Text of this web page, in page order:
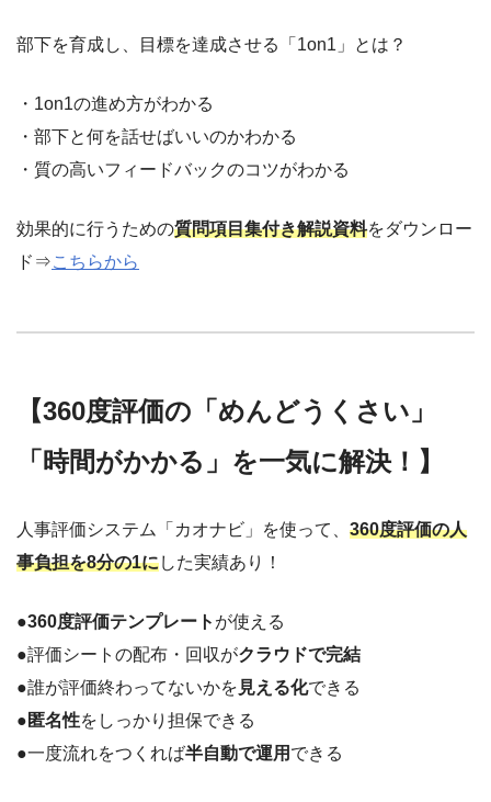
部下を育成し、目標を達成させる「1on1」とは？
・1on1の進め方がわかる
・部下と何を話せばいいのかわかる
・質の高いフィードバックのコツがわかる
効果的に行うための質問項目集付き解説資料をダウンロー
ド⇒こちらから
【360度評価の「めんどうくさい」
「時間がかかる」を一気に解決！】
人事評価システム「カオナビ」を使って、 360度評価の人
事負担を8分の1にした実績あり！
●360度評価テンプレート が使える
●評価シートの配布・回収がクラウドで完結
●誰が評価終わってないかを 見える化できる
●匿名性をしっかり担保できる
●一度流れをつくれば半自動で運用 できる